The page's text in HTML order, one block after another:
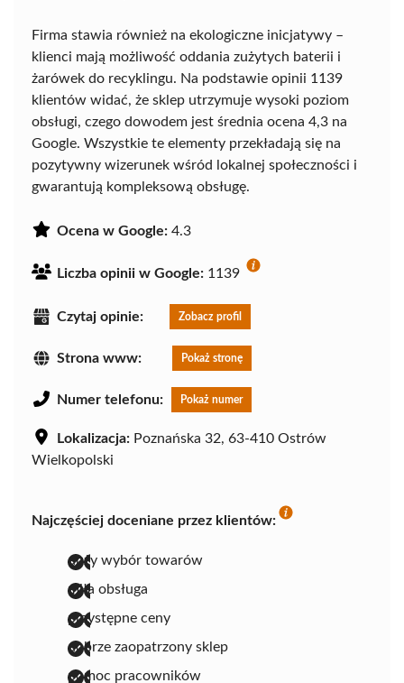
Firma stawia również na ekologiczne inicjatywy –
klienci mają możliwość oddania zużytych baterii i
żarówek do recyklingu. Na podstawie opinii 1139
klientów widać, że sklep utrzymuje wysoki poziom
obsługi, czego dowodem jest średnia ocena 4,3 na
Google. Wszystkie te elementy przekładają się na
pozytywny wizerunek wśród lokalnej społeczności i
gwarantują kompleksową obsługę.
Ocena w Google: 4.3
Liczba opinii w Google: 1139
Czytaj opinie: Zobacz profil
Strona www: Pokaż stronę
Numer telefonu: Pokaż numer
Lokalizacja: Poznańska 32, 63-410 Ostrów
Wielkopolski
Najczęściej doceniane przez klientów:
duży wybór towarów
miła obsługa
przystępne ceny
dobrze zaopatrzony sklep
pomoc pracowników